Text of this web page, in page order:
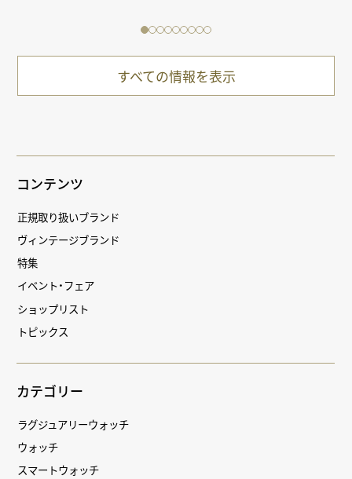
すべての情報を表示
コンテンツ
正規取り扱いブランド
ヴィンテージブランド
特集
イベント・フェア
ショップリスト
トピックス
カテゴリー
ラグジュアリーウォッチ
ウォッチ
スマートウォッチ